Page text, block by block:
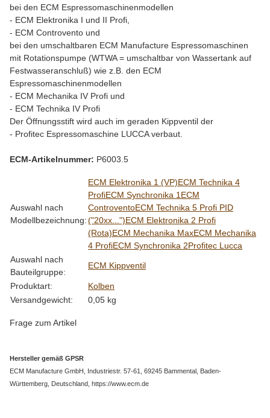
bei den ECM Espressomaschinenmodellen
- ECM Elektronika I und II Profi,
- ECM Controvento und
bei den umschaltbaren ECM Manufacture Espressomaschinen
mit Rotationspumpe (WTWA = umschaltbar von Wassertank auf
Festwasseranschluß) wie z.B. den ECM
Espressomaschinenmodellen
- ECM Mechanika IV Profi und
- ECM Technika IV Profi
Der Öffnungsstift wird auch im geraden Kippventil der
- Profitec Espressomaschine LUCCA verbaut.
ECM-Artikelnummer: P6003.5
Produkteigenschaft
Auswahl nach
Modellbezeichnung:
ECM Elektronika 1 (VP)ECM Technika 4
ProfiECM Synchronika 1 ECM
ControventoECM Technika 5 Profi PID
("20xx...")ECM Elektronika 2 Profi
(Rota)ECM Mechanika MaxECM Mechanika
4 ProfiECM Synchronika 2Profitec Lucca
Auswahl nach
Bauteilgruppe:
ECM Kippventil
Produktart:
Kolben
Versandgewicht:
0,05 kg
Frage zum Artikel
Hersteller gemäß GPSR
ECM Manufacture GmbH, Industriestr. 57-61, 69245 Bammental, Baden-
Württemberg, Deutschland, https://www.ecm.de